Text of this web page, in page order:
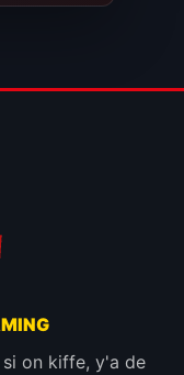
on kiffe, y'a de